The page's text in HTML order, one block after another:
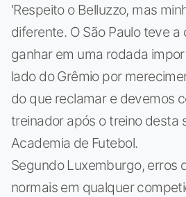
'Respeito o Belluzzo, mas
diferente. O São Paulo teve
ganhar em uma rodada
lado do Grêmio por
do que reclamar e devemos
treinador após o treino desta
Academia de Futebol.
Segundo Luxemburgo, erros
normais em qualquer